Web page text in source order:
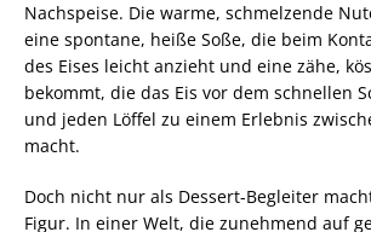
Nachspeise. Die warme, schmelzende
eine spontane, heiße Soße, die beim
des Eises leicht anzieht und eine zähe,
bekommt, die das Eis vor dem schnellen
und jeden Löffel zu einem Erlebnis
macht.
Doch nicht nur als Dessert-Begleiter
Figur. In einer Welt, die zunehmend auf